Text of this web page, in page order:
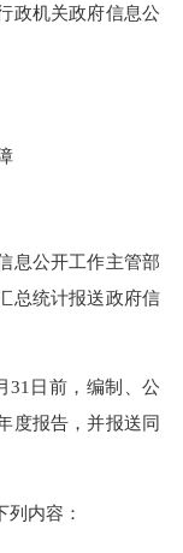
政机关政府信息公
公开工作主管部
总统计报送政府信
日前，编制、公
度报告，并报送同
内容：